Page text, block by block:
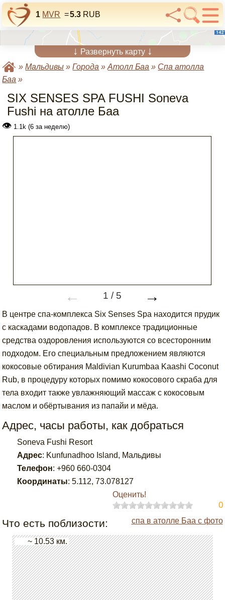
1 MVR =5.3 RUB
↓ Развернуть карту ↓
»Мальдивы »Города »Атолл Баа » Спа атолла
Баа »
SIX SENSES SPA FUSHI Soneva
Fushi на атолле Баа
👁 1.1k (6 за неделю)
← 1 / 5 →
В центре спа-комплекса Six Senses Spa находится прудик
с каскадами водопадов. В комплексе традиционные
средства оздоровления используются со всесторонним
подходом. Его специальным предложением являются
кокосовые обтирания Maldivian Kurumbaa Kaashi Coconut
Rub, в процедуру которых помимо кокосового скраба для
тела входит также увлажняющий массаж с кокосовым
маслом и обёртывания из папайи и мёда.
Адрес, часы работы, как добраться
Soneva Fushi Resort
Адрес: Kunfunadhoo Island, Мальдивы
Телефон:+960 660-0304
Координаты: 5.112,73.078127
Оценить!
0
Что есть поблизости: спа в атолле Баа с фото
~ 10.53 км.